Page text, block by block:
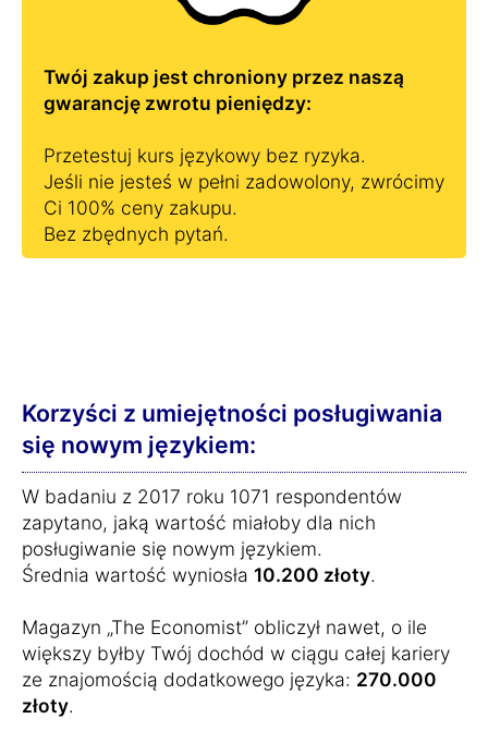
Twój zakup jest chroniony przez naszą
gwarancję zwrotu pieniędzy:
Przetestuj kurs językowy bez ryzyka.
Jeśli nie jesteś w pełni zadowolony, zwrócimy
Ci 100% ceny zakupu.
Bez zbędnych pytań.
Korzyści z umiejętności posługiwania
się nowym językiem:
W badaniu z 2017 roku 1071 respondentów
zapytano, jaką wartość miałoby dla nich
posługiwanie się nowym językiem.
Średnia wartość wyniosła 10.200 złoty.
Magazyn „The Economist” obliczył nawet, o ile
większy byłby Twój dochód w ciągu całej kariery
ze znajomością dodatkowego języka: 270.000
złoty.